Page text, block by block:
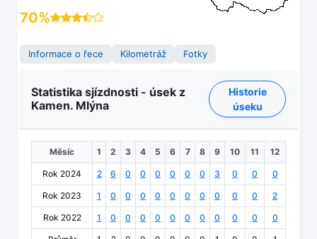
70%
Informace o řece Kilometráž Fotky
Statistika sjízdnosti - úsek z
Kamen. Mlýna
Historie
úseku
Měsíc 1 2 3 4 5 6 7 8 9 10 11 12
Rok 2024 2 6 0 0 0 0 0 0 3 0 0 0
Rok 2023 1 0 0 0 0 0 0 0 0 0 0 2
Rok 2022 1 0 0 0 0 0 0 0 0 0 0 0